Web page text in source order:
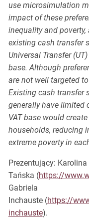
use microsimulation
impact of these
inequality and
existing cash transfer
Universal Transfer
base. Although
are not well targeted
Existing cash transfer
generally have limited
VAT base would
households, reducing
extreme poverty in
Prezentujący: Karolina
Tańska (https://
Gabriela
Inchauste (https://
inchauste).